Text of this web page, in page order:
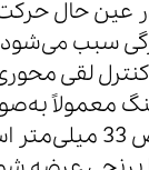
عین حال
کنترل لقی
خارجی 90